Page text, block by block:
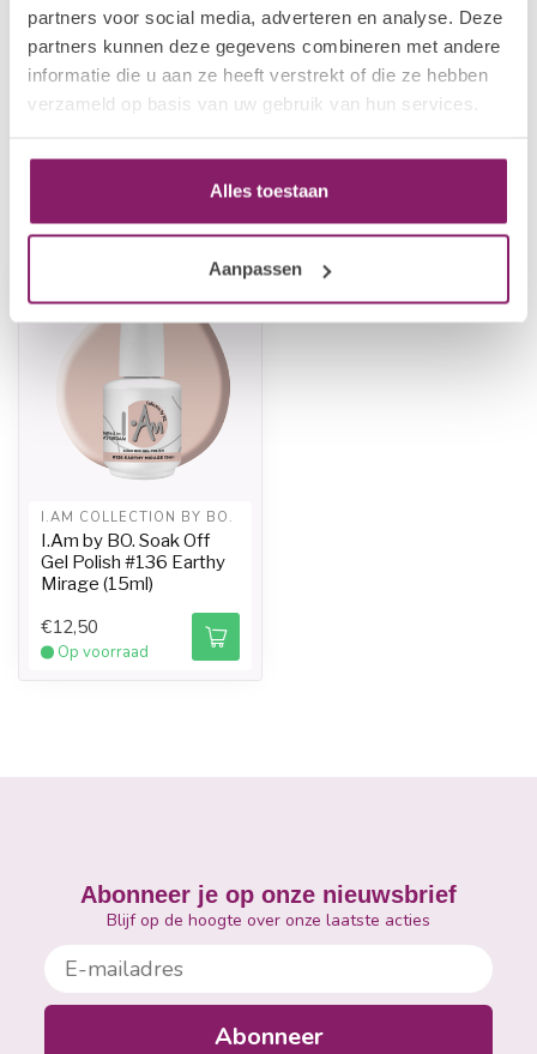
partners voor social media, adverteren en analyse. Deze
partners kunnen deze gegevens combineren met andere
informatie die u aan ze heeft verstrekt of die ze hebben
verzameld op basis van uw gebruik van hun services.
Alles toestaan
Aanpassen
I.AM COLLECTION BY BO.
I.Am by BO. Soak Off Gel
Polish #129 Mauve Touch
(15ml)
€12,50
€10,00
Recent bekeken
I.AM COLLECTION BY BO.
I.Am by BO. Soak Off
Gel Polish #136 Earthy
Mirage (15ml)
€12,50
Op voorraad
Abonneer je op onze nieuwsbrief
Blijf op de hoogte over onze laatste acties
E-mailadres
Abonneer